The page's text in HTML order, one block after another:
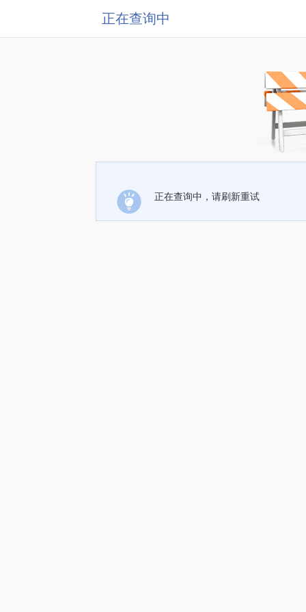
正在查询中
正在查询中，请刷新重试